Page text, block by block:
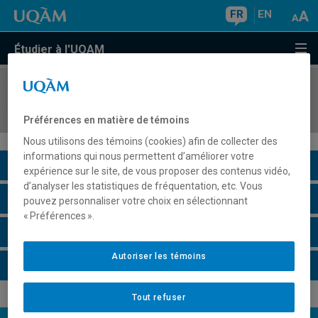
FR EN
Étudier à l'UQAM
COURS//
Description du cours
Horaire - Été 2026
Préférences en matière de témoins
Nous utilisons des témoins (cookies) afin de collecter des
informations qui nous permettent d’améliorer votre
expérience sur le site, de vous proposer des contenus vidéo,
d’analyser les statistiques de fréquentation, etc. Vous
pouvez personnaliser votre choix en sélectionnant
« Préférences ».
Tout refuser
Autoriser les témoins